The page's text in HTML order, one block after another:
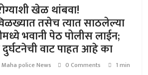
खेळ थांबवा!
तसेच त्यात साठलेल्या
भवानी पेठ पोलीस लाईन;
दुर्घटनेची वाट पाहत आहे का
Maha police News 0 Comments
1 min